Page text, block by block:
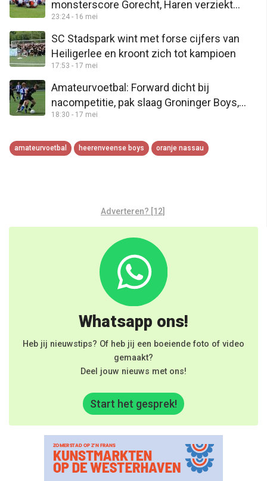
monsterscore Gorecht, Haren verziekt
feestje Amicitia VMC
23:24 - 16 mei
SC Stadspark wint met forse cijfers van
Heiligerlee en kroont zich tot kampioen
17:53 - 17 mei
Amateurvoetbal: Forward dicht bij
nacompetitie, pak slaag Groninger Boys,
geen titel Groen Geel
18:30 - 17 mei
amateurvoetbal heerenveense boys oranje nassau
Adverteren? [12]
Whatsapp ons!
Heb jij nieuwstips? Of heb jij een boeiende foto of video
gemaakt?
Deel jouw nieuws met ons!
Start het gesprek!